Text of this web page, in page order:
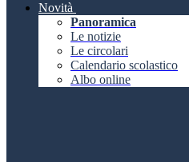
Novità
Panoramica
Le notizie
Le circolari
Calendario scolastico
Albo online